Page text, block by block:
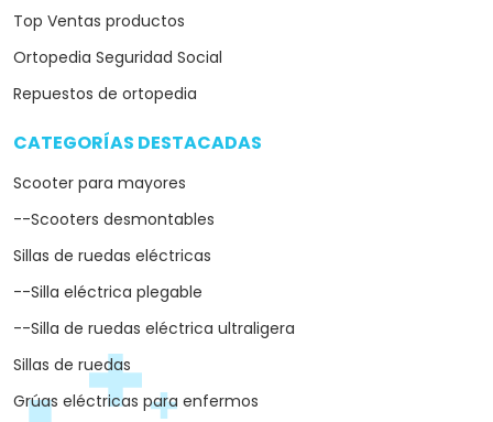
Top Ventas productos
Ortopedia Seguridad Social
Repuestos de ortopedia
CATEGORÍAS DESTACADAS
Scooter para mayores
--Scooters desmontables
Sillas de ruedas eléctricas
--Silla eléctrica plegable
--Silla de ruedas eléctrica ultraligera
Sillas de ruedas
Grúas eléctricas para enfermos